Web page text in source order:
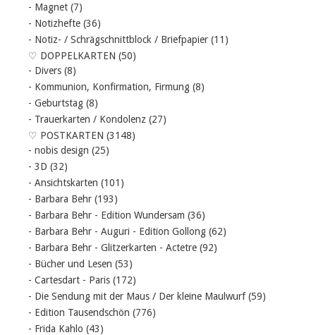
- Magnet (7)
- Notizhefte (36)
- Notiz- / Schrägschnittblock / Briefpapier (11)
♡ DOPPELKARTEN (50)
- Divers (8)
- Kommunion, Konfirmation, Firmung (8)
- Geburtstag (8)
- Trauerkarten / Kondolenz (27)
♡ POSTKARTEN (3148)
- nobis design (25)
- 3D (32)
- Ansichtskarten (101)
- Barbara Behr (193)
- Barbara Behr - Edition Wundersam (36)
- Barbara Behr - Auguri - Edition Gollong (62)
- Barbara Behr - Glitzerkarten - Actetre (92)
- Bücher und Lesen (53)
- Cartesdart - Paris (172)
- Die Sendung mit der Maus / Der kleine Maulwurf (59)
- Edition Tausendschön (776)
- Frida Kahlo (43)